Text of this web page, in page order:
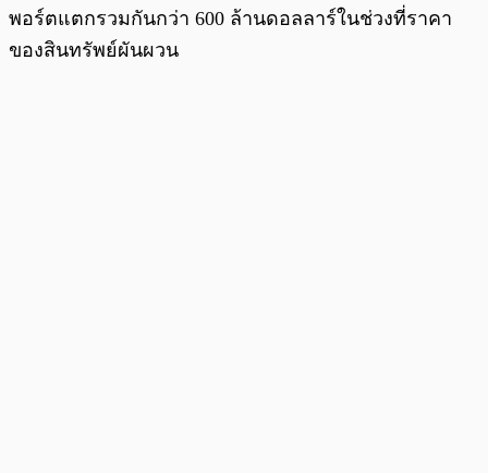
พอร์ตแตกรวมกันกว่า 600 ล้านดอลลาร์ในช่วงที่ราคา
ของสินทรัพย์ผันผวน